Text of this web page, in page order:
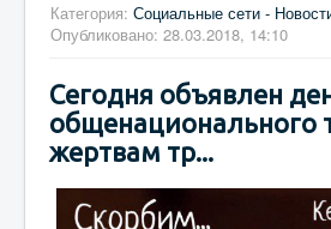
Категория: Социальные сети -
Опубликовано: 28.03.2018, 14:10
Сегодня объявлен
общенационального
жертвам тр...